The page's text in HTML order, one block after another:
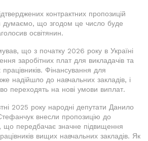
контрактних пропозицій
думаємо, що згодом це число буде
освітянин.
що з початку 2026 року в Україні
заробітних плат для викладачів та
працівників. Фінансування для
надійшло до навчальних закладів, і
переходять на нові умови виплат.
2025 року народні депутати Данило
внесли пропозицію до
що передбачає значне підвищення
вищих навчальних закладів. Як